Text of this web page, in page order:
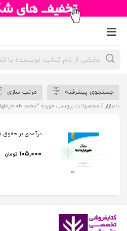
جستجوی
محصولات
جستجوی پیشرفته
مرتب سازی
دادبازار / محصولات برچسب خورده “محمد طه
درآﻣﺪی ﺑﺮ ﺣﻘﻮق
۱۰۵,۰۰۰ تومان